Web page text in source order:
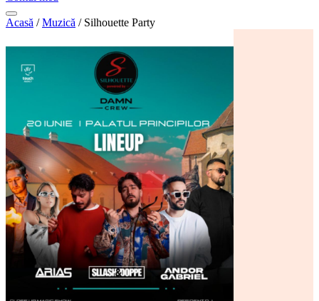
Acasă / Muzică / Silhouette Party